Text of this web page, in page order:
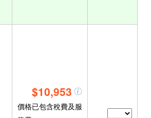
$10,953
價格已包含稅費及服